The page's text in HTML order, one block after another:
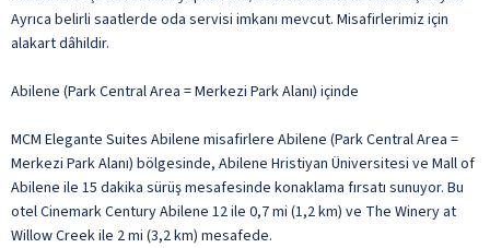
Ayrıca belirli saatlerde oda servisi imkanı mevcut. Misafirlerimiz için
alakart dâhildir.
Abilene (Park Central Area = Merkezi Park Alanı) içinde
MCM Elegante Suites Abilene misafirlere Abilene (Park Central Area =
Merkezi Park Alanı) bölgesinde, Abilene Hristiyan Üniversitesi ve Mall of
Abilene ile 15 dakika sürüş mesafesinde konaklama fırsatı sunuyor. Bu
otel Cinemark Century Abilene 12 ile 0,7 mi (1,2 km) ve The Winery at
Willow Creek ile 2 mi (3,2 km) mesafede.